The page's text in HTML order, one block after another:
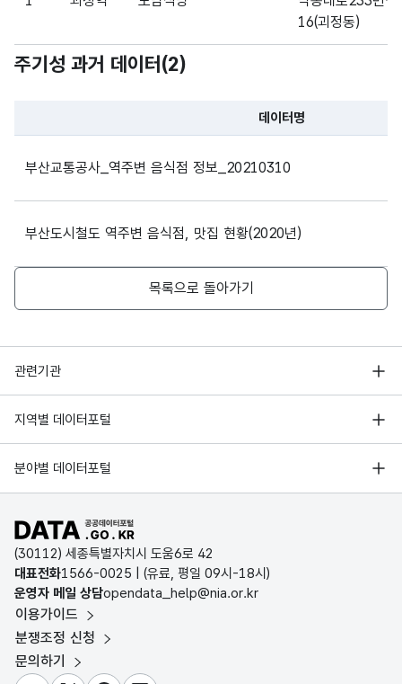
16(괴정동)
34(괴정동)
1 괴정역 고흥녹동세발낙지
1 괴정역 부산횟집
사하로 184-6(괴
1 괴정역 내호냉면
부산광역시 사하구
괴정1동 533-3
1 괴정역
1 괴정역
주기성 과거 데이터(2)
데이터명
부산교통공사_역주변 음식점 정보_20210310
부산도시철도 역주변 음식점, 맛집 현황(2020년)
목록으로 돌아가기
관련기관
행정안전부
한국지능정보사회진흥원
국가정보자원관리원
지역별 데이터포털
서울 열린데이터광장
경기데이터드림
D-데이터허브
인천데이터포털
울산광역시 데이터포털
전남광주통합특별시 빅데이터 플랫폼
대전광역시 데이터포털
분야별 데이터포털
기상자료개방포털
국토교통부 공간정보오픈플랫폼
환경부 환경데이터포털
문화데이터광장
농림축산식품 공공데이터포털
보건의료빅데이터개방시스템
식품의약품안전처 데이터포털
공공데이터포털 바로가기
(30112) 세종특별자치시 도움6로 42
대표전화1566-0025 | (유료, 평일 09시-18시)
운영자 메일 상담opendata_help@nia.or.kr
이용가이드
분쟁조정 신청
문의하기